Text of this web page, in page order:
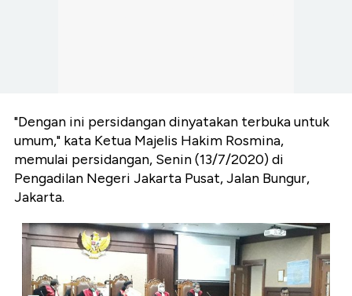
"Dengan ini persidangan dinyatakan terbuka untuk
umum," kata Ketua Majelis Hakim Rosmina,
memulai persidangan, Senin (13/7/2020) di
Pengadilan Negeri Jakarta Pusat, Jalan Bungur,
Jakarta.